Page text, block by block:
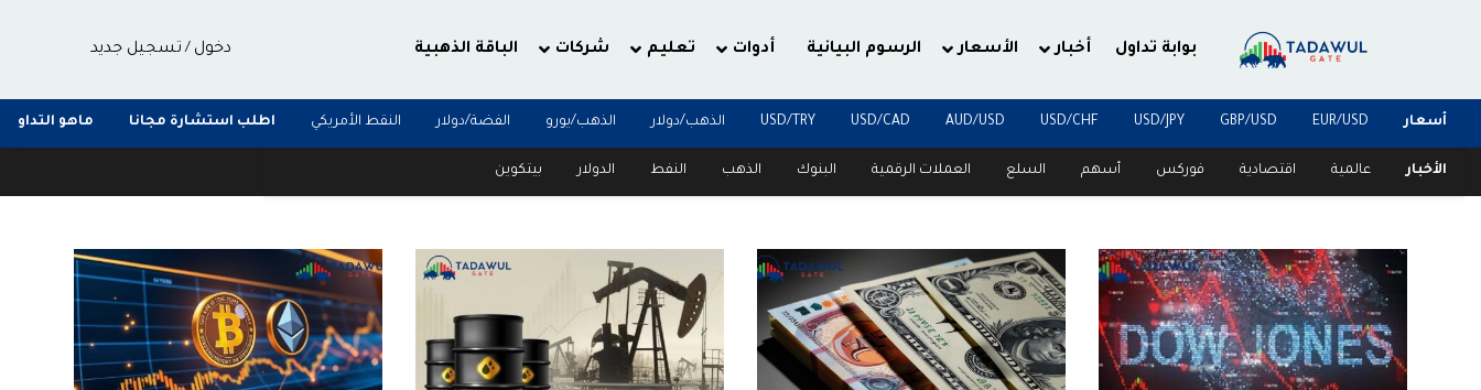
بوابة تداول أخبار الأسعار الرسوم البيانية أدوات تعليم شركات الباقة الذهبية دخول / تسجيل جديد
أسعار EUR/USD
GBP/USD
USD/JPY
USD/CHF
AUD/USD
USD/CAD
USD/TRY الذهب/دولار الذهب/يورو الفضة/دولار النقط الأمريكي اطلب استشارة مجانا ماهو التداول
الأخبار عالمية اقتصادية فوركس أسهم السلع العملات الرقمية البنوك الذهب النفط الدولار بيتكوين